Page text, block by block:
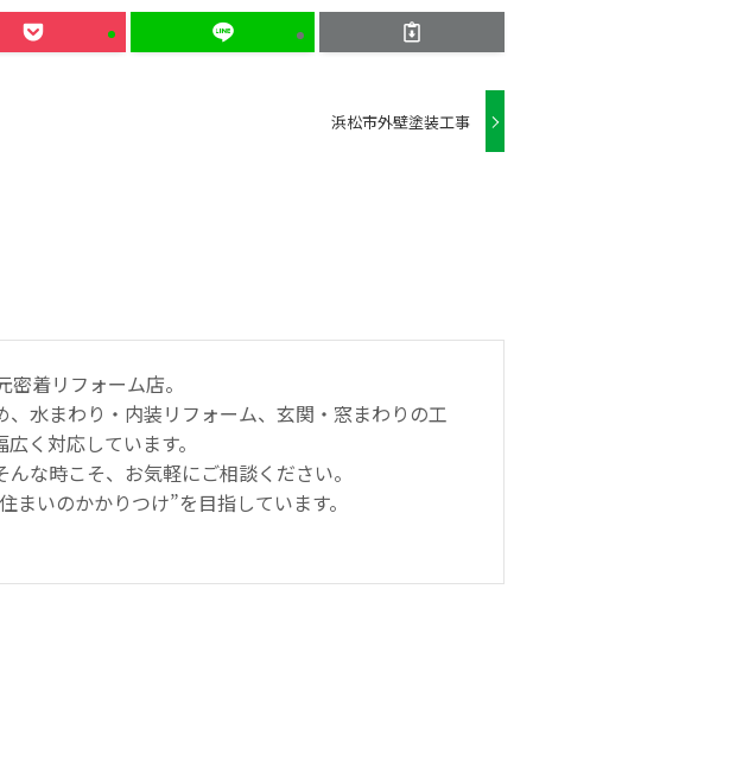
浜松市外壁塗装工事
着リフォーム店。
水まわり・内装リフォーム、玄関・窓まわりの工
く対応しています。
な時こそ、お気軽にご相談ください。
いのかかりつけ”を目指しています。